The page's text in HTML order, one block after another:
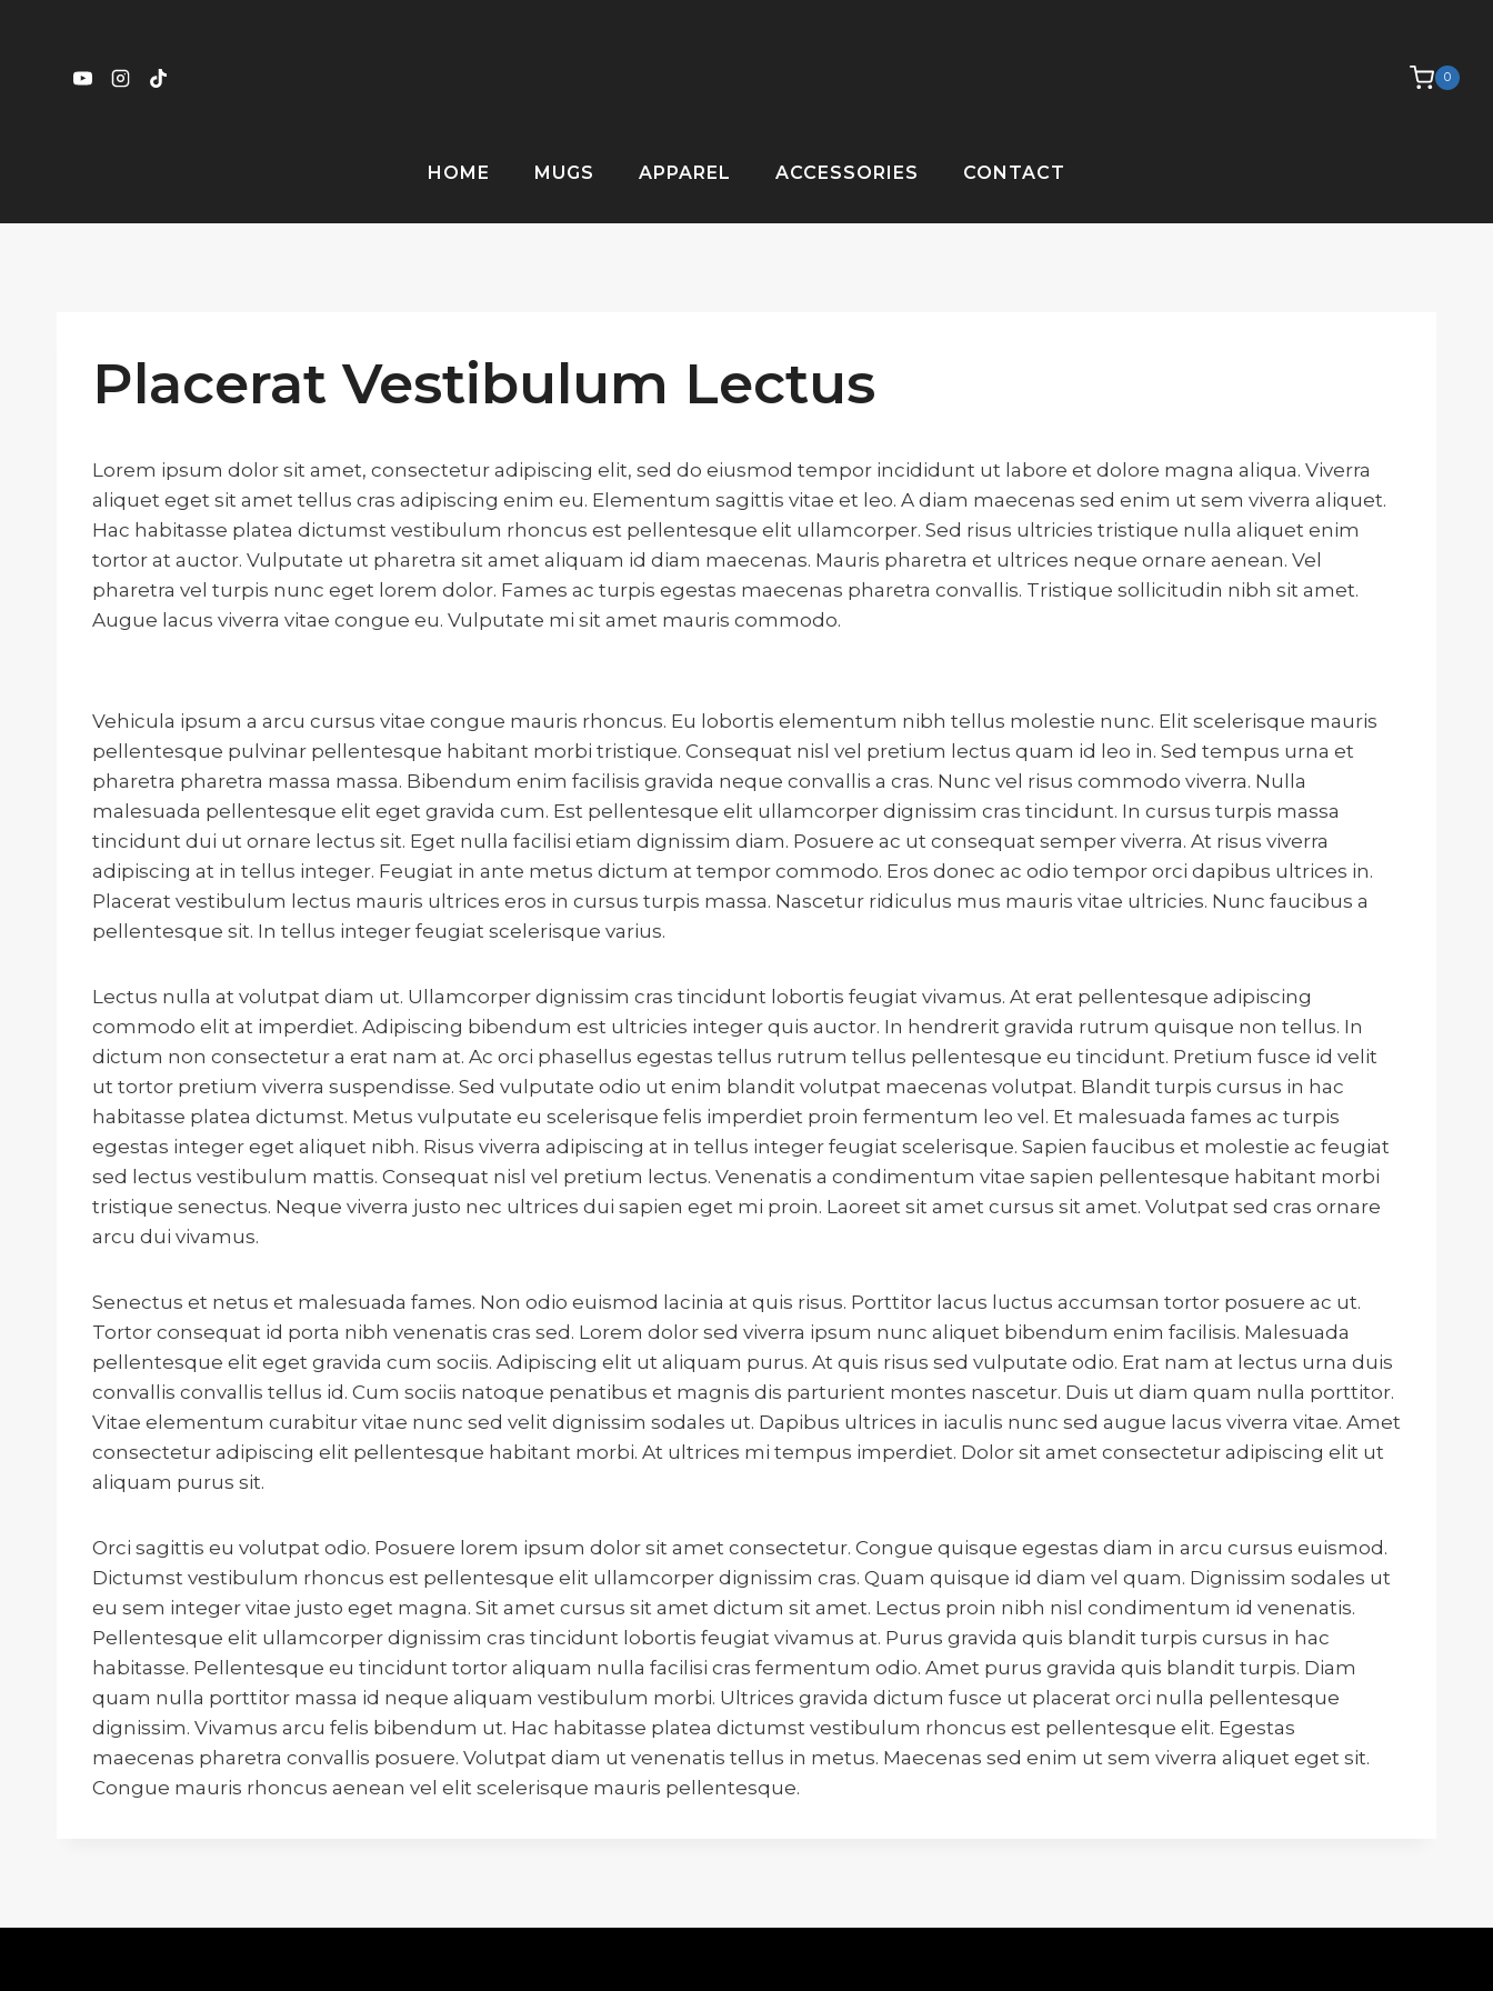
content
0
HOME MUGS APPAREL ACCESSORIES CONTACT
Placerat Vestibulum Lectus
Lorem ipsum dolor sit amet, consectetur adipiscing elit, sed do eiusmod tempor incididunt ut labore et dolore magna aliqua. Viverra
aliquet eget sit amet tellus cras adipiscing enim eu. Elementum sagittis vitae et leo. A diam maecenas sed enim ut sem viverra aliquet.
Hac habitasse platea dictumst vestibulum rhoncus est pellentesque elit ullamcorper. Sed risus ultricies tristique nulla aliquet enim
tortor at auctor. Vulputate ut pharetra sit amet aliquam id diam maecenas. Mauris pharetra et ultrices neque ornare aenean. Vel
pharetra vel turpis nunc eget lorem dolor. Fames ac turpis egestas maecenas pharetra convallis. Tristique sollicitudin nibh sit amet.
Augue lacus viverra vitae congue eu. Vulputate mi sit amet mauris commodo.
Vehicula ipsum a arcu cursus vitae congue mauris rhoncus. Eu lobortis elementum nibh tellus molestie nunc. Elit scelerisque mauris
pellentesque pulvinar pellentesque habitant morbi tristique. Consequat nisl vel pretium lectus quam id leo in. Sed tempus urna et
pharetra pharetra massa massa. Bibendum enim facilisis gravida neque convallis a cras. Nunc vel risus commodo viverra. Nulla
malesuada pellentesque elit eget gravida cum. Est pellentesque elit ullamcorper dignissim cras tincidunt. In cursus turpis massa
tincidunt dui ut ornare lectus sit. Eget nulla facilisi etiam dignissim diam. Posuere ac ut consequat semper viverra. At risus viverra
adipiscing at in tellus integer. Feugiat in ante metus dictum at tempor commodo. Eros donec ac odio tempor orci dapibus ultrices in.
Placerat vestibulum lectus mauris ultrices eros in cursus turpis massa. Nascetur ridiculus mus mauris vitae ultricies. Nunc faucibus a
pellentesque sit. In tellus integer feugiat scelerisque varius.
Lectus nulla at volutpat diam ut. Ullamcorper dignissim cras tincidunt lobortis feugiat vivamus. At erat pellentesque adipiscing
commodo elit at imperdiet. Adipiscing bibendum est ultricies integer quis auctor. In hendrerit gravida rutrum quisque non tellus. In
dictum non consectetur a erat nam at. Ac orci phasellus egestas tellus rutrum tellus pellentesque eu tincidunt. Pretium fusce id velit
ut tortor pretium viverra suspendisse. Sed vulputate odio ut enim blandit volutpat maecenas volutpat. Blandit turpis cursus in hac
habitasse platea dictumst. Metus vulputate eu scelerisque felis imperdiet proin fermentum leo vel. Et malesuada fames ac turpis
egestas integer eget aliquet nibh. Risus viverra adipiscing at in tellus integer feugiat scelerisque. Sapien faucibus et molestie ac feugiat
sed lectus vestibulum mattis. Consequat nisl vel pretium lectus. Venenatis a condimentum vitae sapien pellentesque habitant morbi
tristique senectus. Neque viverra justo nec ultrices dui sapien eget mi proin. Laoreet sit amet cursus sit amet. Volutpat sed cras ornare
arcu dui vivamus.
Senectus et netus et malesuada fames. Non odio euismod lacinia at quis risus. Porttitor lacus luctus accumsan tortor posuere ac ut.
Tortor consequat id porta nibh venenatis cras sed. Lorem dolor sed viverra ipsum nunc aliquet bibendum enim facilisis. Malesuada
pellentesque elit eget gravida cum sociis. Adipiscing elit ut aliquam purus. At quis risus sed vulputate odio. Erat nam at lectus urna duis
convallis convallis tellus id. Cum sociis natoque penatibus et magnis dis parturient montes nascetur. Duis ut diam quam nulla porttitor.
Vitae elementum curabitur vitae nunc sed velit dignissim sodales ut. Dapibus ultrices in iaculis nunc sed augue lacus viverra vitae. Amet
consectetur adipiscing elit pellentesque habitant morbi. At ultrices mi tempus imperdiet. Dolor sit amet consectetur adipiscing elit ut
aliquam purus sit.
Orci sagittis eu volutpat odio. Posuere lorem ipsum dolor sit amet consectetur. Congue quisque egestas diam in arcu cursus euismod.
Dictumst vestibulum rhoncus est pellentesque elit ullamcorper dignissim cras. Quam quisque id diam vel quam. Dignissim sodales ut
eu sem integer vitae justo eget magna. Sit amet cursus sit amet dictum sit amet. Lectus proin nibh nisl condimentum id venenatis.
Pellentesque elit ullamcorper dignissim cras tincidunt lobortis feugiat vivamus at. Purus gravida quis blandit turpis cursus in hac
habitasse. Pellentesque eu tincidunt tortor aliquam nulla facilisi cras fermentum odio. Amet purus gravida quis blandit turpis. Diam
quam nulla porttitor massa id neque aliquam vestibulum morbi. Ultrices gravida dictum fusce ut placerat orci nulla pellentesque
dignissim. Vivamus arcu felis bibendum ut. Hac habitasse platea dictumst vestibulum rhoncus est pellentesque elit. Egestas
maecenas pharetra convallis posuere. Volutpat diam ut venenatis tellus in metus. Maecenas sed enim ut sem viverra aliquet eget sit.
Congue mauris rhoncus aenean vel elit scelerisque mauris pellentesque.